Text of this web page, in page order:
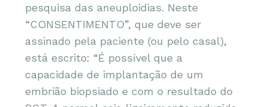
pesquisa das aneuploidias. Neste
“CONSENTIMENTO”, que deve ser
assinado pela paciente (ou pelo casal),
está escrito: “É possível que a
capacidade de implantação de um
embrião biopsiado e com o resultado do